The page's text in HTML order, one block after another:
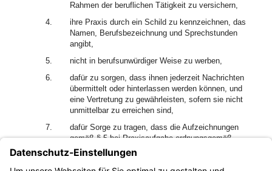
Rahmen der beruflichen Tätigkeit zu versichern,
4.
ihre Praxis durch ein Schild zu kennzeichnen, das
Namen, Berufsbezeichnung und Sprechstunden
angibt,
5.
nicht in berufsunwürdiger Weise zu werben,
6.
dafür zu sorgen, dass ihnen jederzeit Nachrichten
übermittelt oder hinterlassen werden können, und
eine Vertretung zu gewährleisten, sofern sie nicht
unmittelbar zu erreichen sind,
7.
dafür Sorge zu tragen, dass die Aufzeichnungen
gemäß § 5 bei Praxisaufgabe ordnungsgemäß
aufbewahrt werden.